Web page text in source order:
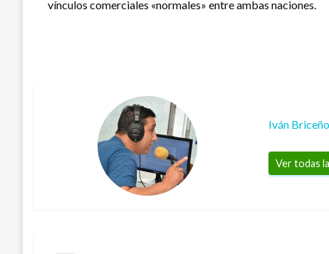
vínculos comerciales «normales» entre ambas naciones.
Iván Briceño
Ver todas